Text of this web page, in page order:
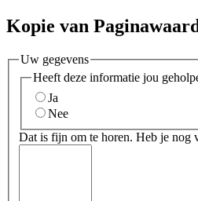
Kopie van
Uw gegevens
Heeft deze informatie jou
Ja
Nee
Dat is fijn om te horen. Heb je nog